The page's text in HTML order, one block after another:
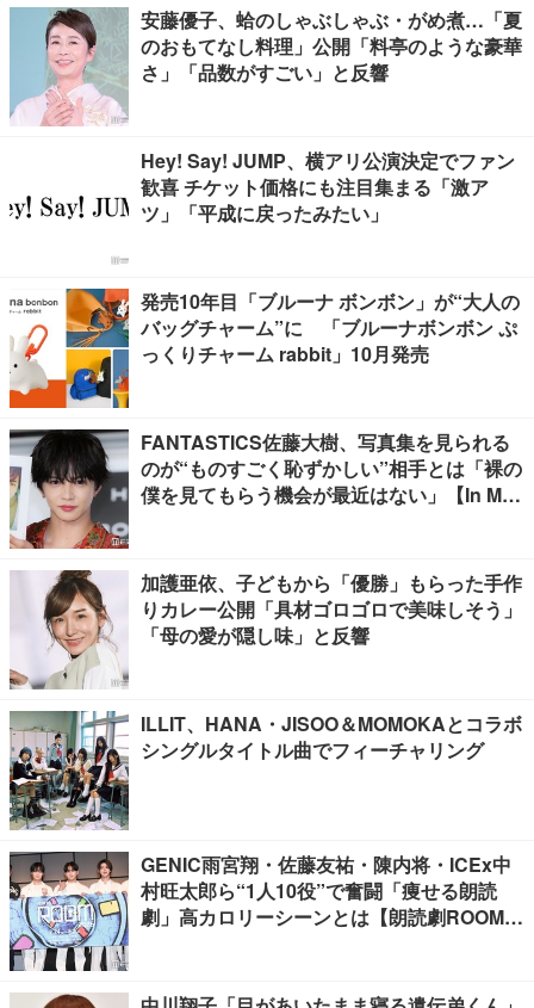
安藤優子、蛤のしゃぶしゃぶ・がめ煮…「夏
のおもてなし料理」公開「料亭のような豪華
さ」「品数がすごい」と反響
Hey! Say! JUMP、横アリ公演決定でファン
歓喜 チケット価格にも注目集まる「激ア
ツ」「平成に戻ったみたい」
発売10年目「ブルーナ ボンボン」が“大人の
バッグチャーム”に 「ブルーナボンボン ぷ
っくりチャーム rabbit」10月発売
FANTASTICS佐藤大樹、写真集を見られる
のが“ものすごく恥ずかしい”相手とは「裸の
僕を見てもらう機会が最近はない」【In Moti
加護亜依、子どもから「優勝」もらった手作
りカレー公開「具材ゴロゴロで美味しそう」
「母の愛が隠し味」と反響
ILLIT、HANA・JISOO＆MOMOKAとコラボ
シングルタイトル曲でフィーチャリング
GENIC雨宮翔・佐藤友祐・陳内将・ICEx中
村旺太郎ら“1人10役”で奮闘「痩せる朗読
劇」高カロリーシーンとは【朗読劇ROOM2